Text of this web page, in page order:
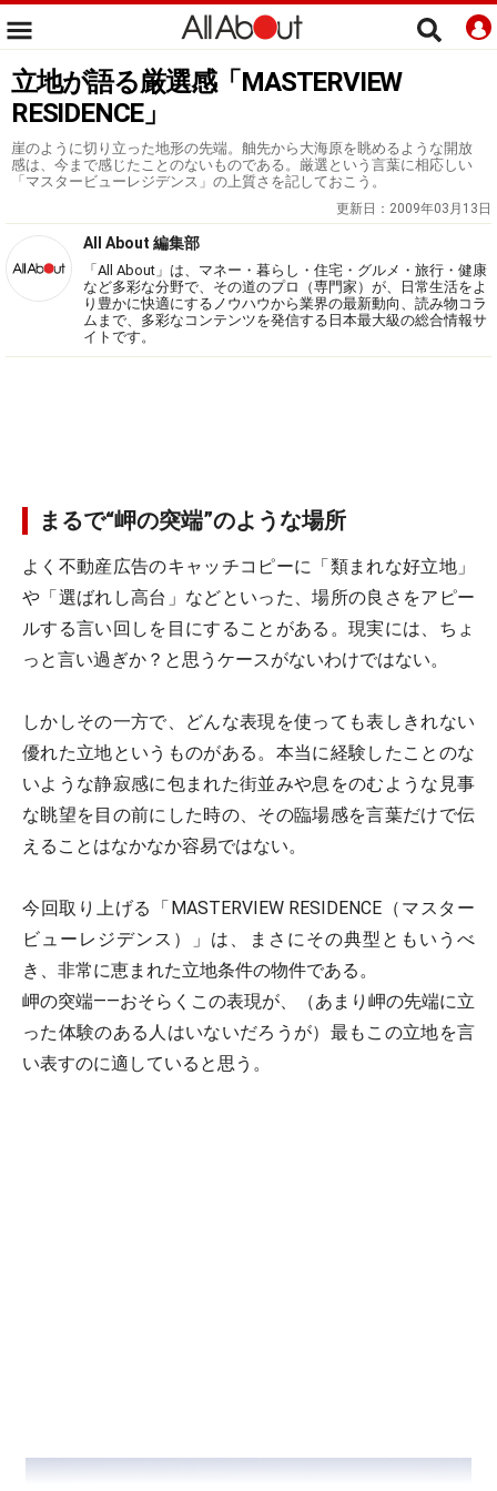
立地が語る厳選感「MASTERVIEW
RESIDENCE」
崖のように切り立った地形の先端。舳先から大海原を眺めるような開放
感は、今まで感じたことのないものである。厳選という言葉に相応しい
「マスタービューレジデンス」の上質さを記しておこう。
更新日： 2009年03月13日
All About 編集部
「All About」は、マネー・暮らし・住宅・グルメ・旅行・健康
など多彩な分野で、その道のプロ（専門家）が、日常生活をよ
り豊かに快適にするノウハウから業界の最新動向、読み物コラ
ムまで、多彩なコンテンツを発信する日本最大級の総合情報サ
イトです。
まるで“岬の突端”のような場所
よく不動産広告のキャッチコピーに「類まれな好立地」
や「選ばれし高台」などといった、場所の良さをアピー
ルする言い回しを目にすることがある。現実には、ちょ
っと言い過ぎか？と思うケースがないわけではない。
しかしその一方で、どんな表現を使っても表しきれない
優れた立地というものがある。本当に経験したことのな
いような静寂感に包まれた街並みや息をのむような見事
な眺望を目の前にした時の、その臨場感を言葉だけで伝
えることはなかなか容易ではない。
今回取り上げる「MASTERVIEW RESIDENCE（マスター
ビューレジデンス）」は、まさにその典型ともいうべ
き、非常に恵まれた立地条件の物件である。
岬の突端――おそらくこの表現が、（あまり岬の先端に立
った体験のある人はいないだろうが）最もこの立地を言
い表すのに適していると思う。